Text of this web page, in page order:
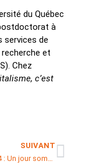
du Québec
à
services de
et
Chez
c’est
SUIVANT
Budget 2024 : Un jour sombre pour les organismes communautaires en santé et services sociaux